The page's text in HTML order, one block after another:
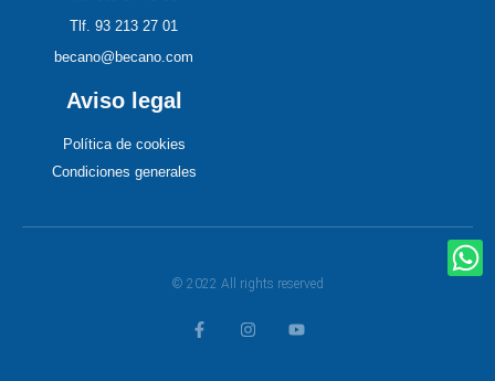
Tlf. 93 213 27 01
becano@becano.com
Aviso legal
Política de cookies
Condiciones generales
© 2022 All rights reserved